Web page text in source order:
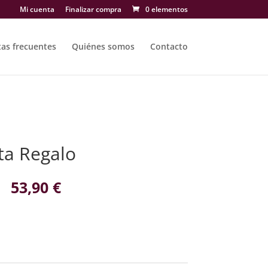
Mi cuenta Finalizar compra 0 elementos
frecuentes Quiénes somos Contacto
Regalo
53,90 €